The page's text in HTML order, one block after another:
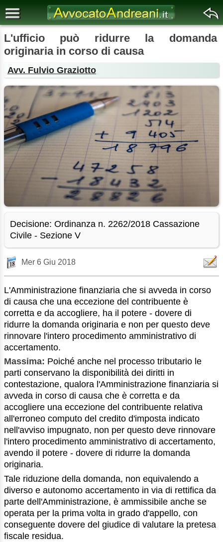
L'ufficio può ridurre la domanda
originaria in corso di causa
Avv. Fulvio Graziotto
Decisione: Ordinanza n. 2262/2018 Cassazione
Civile - Sezione V
Mer 6 Giu 2018
L'Amministrazione finanziaria che si avveda in corso
di causa che una eccezione del contribuente è
corretta e da accogliere, ha il potere - dovere di
ridurre la domanda originaria e non per questo deve
rinnovare l'intero procedimento amministrativo di
accertamento.
Massima: Poiché anche nel processo tributario le
parti conservano la disponibilità dei diritti in
contestazione, qualora l'Amministrazione finanziaria si
avveda in corso di causa che è corretta e da
accogliere una eccezione del contribuente relativa
all'erroneo computo del credito d'imposta indicato
nell'avviso impugnato, non per questo deve rinnovare
l'intero procedimento amministrativo di accertamento,
avendo il potere - dovere di ridurre la domanda
originaria.
Tale riduzione della domanda, non equivalendo a
diverso e autonomo accertamento in via di rettifica da
parte dell'Amministrazione, è ammissibile anche se
operata per la prima volta in grado d'appello, con
conseguente dovere del giudice di valutare la pretesa
fiscale residua.